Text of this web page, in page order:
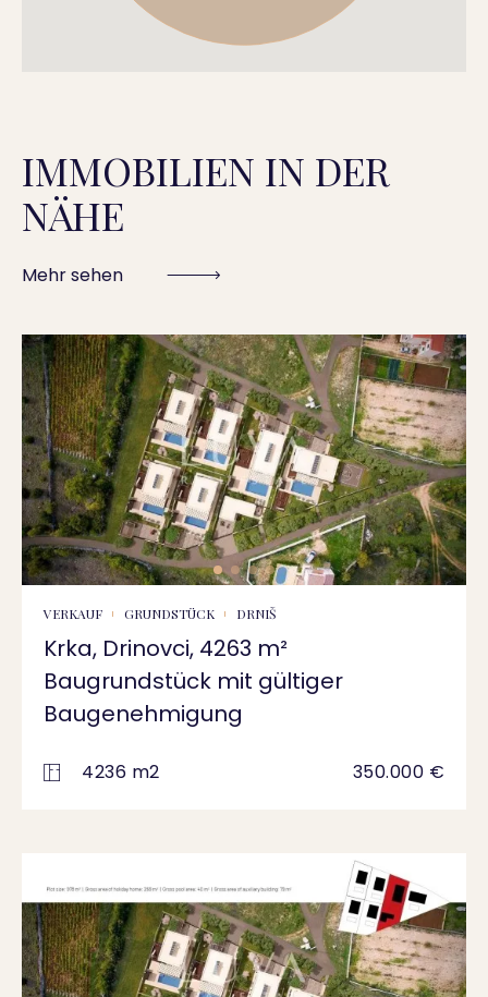
IMMOBILIEN IN DER
NÄHE
Mehr sehen
VERKAUF GRUNDSTÜCK DRNIŠ
Krka, Drinovci, 4263 m²
Baugrundstück mit gültiger
Baugenehmigung
4236 m2 350.000 €